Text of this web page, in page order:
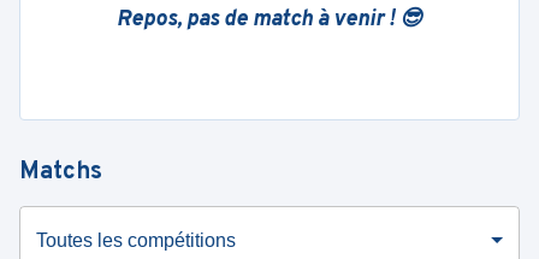
Repos, pas de match à venir ! 😎
Matchs
Toutes les compétitions